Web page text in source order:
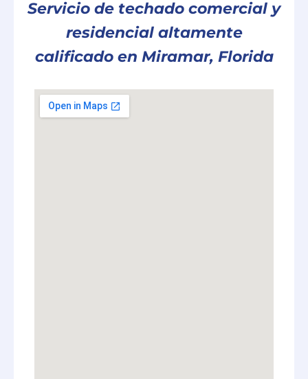
Servicio de techado comercial y
residencial altamente
calificado en Miramar, Florida